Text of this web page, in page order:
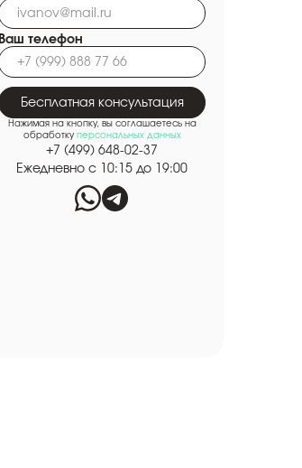
Ваш телефон
Бесплатная консультация
Нажимая на кнопку, вы соглашаетесь на
обработку персональных данных
+7 (499) 648-02-37
Ежедневно с 10:15 до 19:00